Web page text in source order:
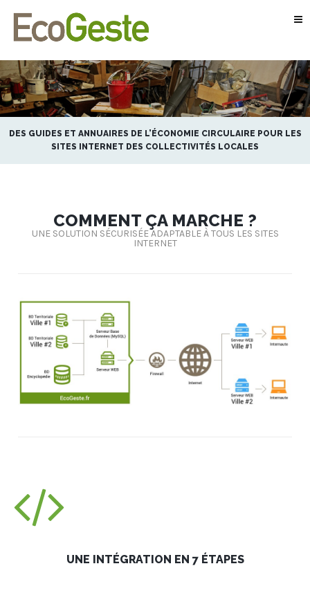
DES GUIDES ET ANNUAIRES DE L’ÉCONOMIE CIRCULAIRE POUR LES
SITES INTERNET DES COLLECTIVITÉS LOCALES
COMMENT ÇA MARCHE ?
UNE SOLUTION SÉCURISÉE ADAPTABLE À TOUS LES SITES
INTERNET
UNE INTÉGRATION EN 7 ÉTAPES